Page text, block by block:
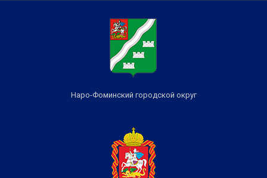
Наро-Фоминский городской округ